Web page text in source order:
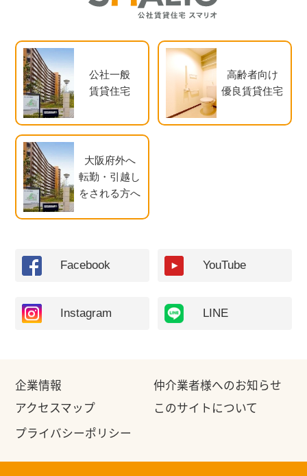
公社一般
賃貸住宅
高齢者向け
優良賃貸住宅
大阪府外へ
転勤・引越し
をされる方へ
Facebook YouTube
Instagram LINE
企業情報
仲介業者様へのお知らせ
アクセスマップ
このサイトについて
プライバシーポリシー